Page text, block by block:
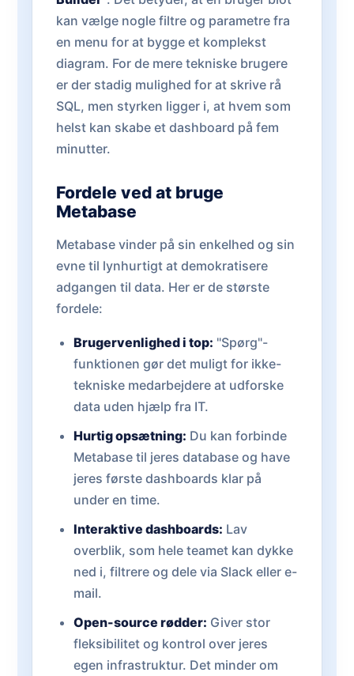
kan vælge nogle filtre og parametre fra
en menu for at bygge et komplekst
diagram. For de mere tekniske brugere
er der stadig mulighed for at skrive rå
SQL, men styrken ligger i, at hvem som
helst kan skabe et dashboard på fem
minutter.
Fordele ved at bruge
Metabase
Metabase vinder på sin enkelhed og sin
evne til lynhurtigt at demokratisere
adgangen til data. Her er de største
fordele:
Brugervenlighed i top: "Spørg"-
funktionen gør det muligt for ikke-
tekniske medarbejdere at udforske
data uden hjælp fra IT.
Hurtig opsætning: Du kan forbinde
Metabase til jeres database og have
jeres første dashboards klar på
under en time.
Interaktive dashboards: Lav
overblik, som hele teamet kan dykke
ned i, filtrere og dele via Slack eller e-
mail.
Open-source rødder: Giver stor
fleksibilitet og kontrol over jeres
egen infrastruktur. Det minder om